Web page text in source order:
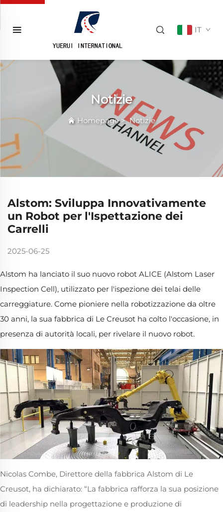
IT
Notizie
Homepage>Notizie
Alstom: Sviluppa Innovativamente
un Robot per l'Ispettazione dei
Carrelli
2025-06-25
Alstom ha lanciato il suo nuovo robot ALICE (Alstom Laser
Inspection Cell), utilizzato per l'ispezione dei telai delle
carreggiature. Come pioniere nella robotizzazione da oltre
30 anni, la sua fabbrica di Le Creusot ha colto l'occasione, in
presenza di autorità locali, per rivelare il nuovo robot.
Nicolas Combe, Direttore della fabbrica Alstom di Le
Creusot, ha dichiarato: “La fabbrica rafforza la sua posizione
di leadership nella progettazione e produzione di